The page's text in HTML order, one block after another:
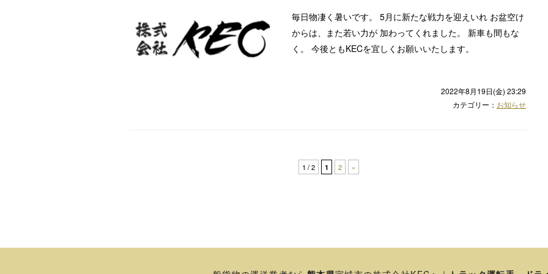
毎日物凄く暑いです。 5月に新たな戦力を迎えいれ お盆空け
からは、また若い力が 加わってくれました。 新車も間もな
く。 今後ともKECを宜しくお願いいたします。
2022年8月19日(金) 23:29
カテゴリー： お知らせ
1 / 2 1 2 »